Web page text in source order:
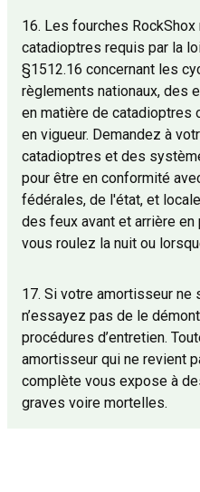
16. Les fourches
catadioptres requis par la
§1512.16 concernant les
règlements nationaux, des
en matière de catadioptres
en vigueur. Demandez à
catadioptres et des
pour être en conformité
fédérales, de l'état, et
des feux avant et arrière
vous roulez la nuit ou
17. Si votre amortisseur
n’essayez pas de le
procédures d’entretien.
amortisseur qui ne revient
complète vous expose à
graves voire mortelles.